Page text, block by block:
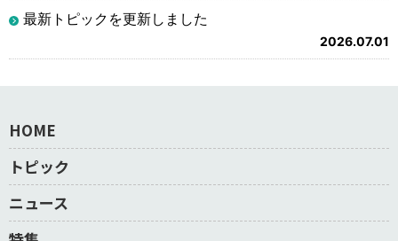
最新トピックを更新しました
2026.07.01
HOME
トピック
ニュース